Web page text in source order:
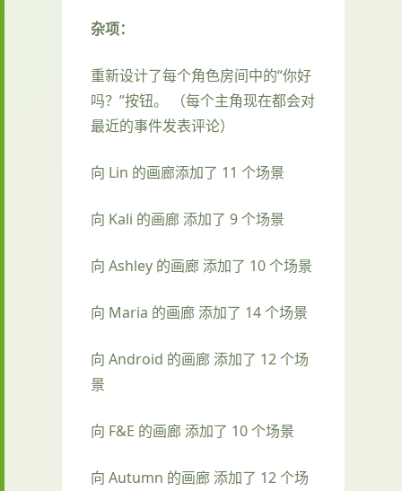
杂项：
重新设计了每个角色房间中的“你好
吗？”按钮。 （每个主角现在都会对
最近的事件发表评论）
向 Lin 的画廊添加了 11 个场景
向 Kali 的画廊 添加了 9 个场景
向 Ashley 的画廊 添加了 10 个场景
向 Maria 的画廊 添加了 14 个场景
向 Android 的画廊 添加了 12 个场
景
向 F&E 的画廊 添加了 10 个场景
向 Autumn 的画廊 添加了 12 个场